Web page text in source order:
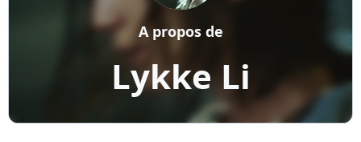
Lykke Li
A propos de